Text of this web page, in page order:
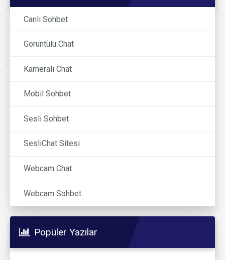
Canlı Sohbet
Görüntülü Chat
Kameralı Chat
Mobil Sohbet
Sesli Sohbet
SesliChat Sitesi
Webcam Chat
Webcam Sohbet
Popüler Yazılar